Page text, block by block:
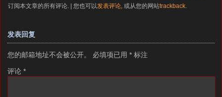
订阅本文章的所有评论. | 您也可以 发表评论 , 或从您的网站trackback
发表回复
您的邮箱地址不会被公开。 必填项已用 * 标注
评论 *